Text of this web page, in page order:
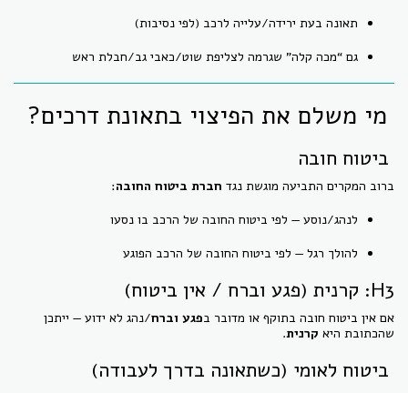
תאונה בעת ירידה/עלייה לרכב (לפי נסיבות)
גם “מכה קלה” שגרמה לצליפת שוט/כאבי גב/חבלת ראש
מי משלם את הפיצוי בתאונת דרכים?
ביטוח חובה
ברוב המקרים התביעה מוגשת נגד חברת ביטוח החובה:
לנהג/נוסע — לפי ביטוח החובה של הרכב בו נסעו
להולך רגל — לפי ביטוח החובה של הרכב הפוגע
H3: קרנית (פגע וברח / אין ביטוח)
אם אין ביטוח חובה בתוקף או מדובר בפגע וברח/נהג לא ידוע — ייתכן
שהכתובת היא קרנית.
ביטוח לאומי (כשתאונה בדרך לעבודה)